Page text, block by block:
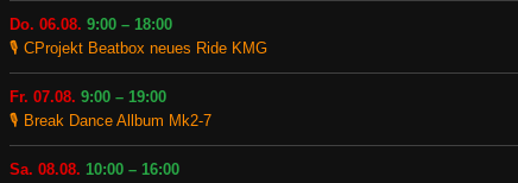
Do. 06.08. 9:00 – 18:00
🎙️ CProjekt Beatbox neues Ride KMG
Fr. 07.08. 9:00 – 19:00
🎙️ Break Dance Allbum Mk2-7
Sa. 08.08. 10:00 – 16:00